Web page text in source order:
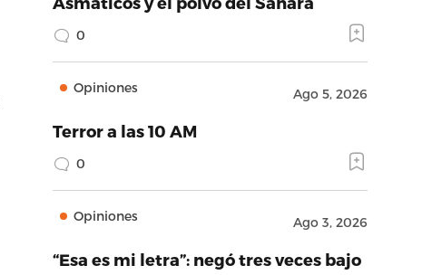
0
Opiniones Ago 5, 2026
Terror a las 10 AM
0
Opiniones Ago 3, 2026
“Esa es mi letra”: negó tres veces bajo